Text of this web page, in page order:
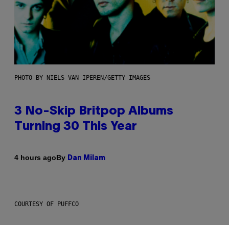
PHOTO BY NIELS VAN IPEREN/GETTY IMAGES
3 No-Skip Britpop Albums
Turning 30 This Year
4 hours agoBy Dan Milam
COURTESY OF PUFFCO